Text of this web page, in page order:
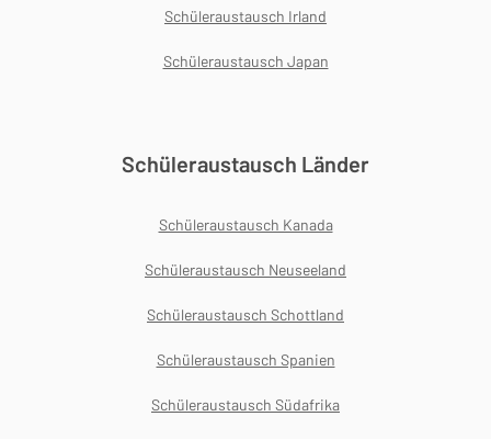
Schüleraustausch Irland
Schüleraustausch Japan
Schüleraustausch Länder
Schüleraustausch Kanada
Schüleraustausch Neuseeland
Schüleraustausch Schottland
Schüleraustausch Spanien
Schüleraustausch Südafrika